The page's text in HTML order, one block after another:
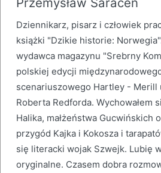
Dziennikarz, pisarz i człowiek
książki "Dzikie historie:
wydawca magazynu "Srebrny
polskiej edycji
scenariuszowego Hartley -
Roberta Redforda. Wychowałem
Halika, małżeństwa Gucwińskich
przygód Kajka i Kokosza i
się literacki wojak Szwejk. Lubię
oryginalne. Czasem dobra